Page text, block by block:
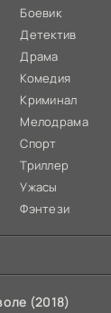
Боевик
Детектив
Драма
Комедия
Криминал
Мелодрама
Спорт
Триллер
Ужасы
Фэнтези
(2018)